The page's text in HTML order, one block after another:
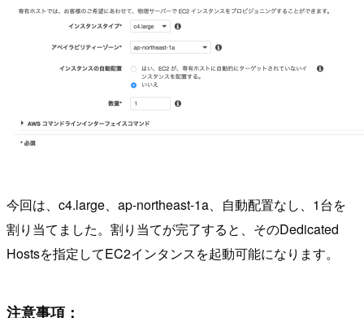
今回は、c4.large、ap-northeast-1a、自動配置なし、1台を
割り当てました。割り当てが完了すると、そのDedicated
Hostsを指定してEC2インタンスを起動可能になります。
注意事項：